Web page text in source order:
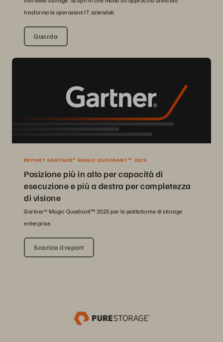
trasforma le operazioni IT aziendali.
Guarda
REPORT GARTNER® MAGIC QUADRANT™ 2025
Posizione più in alto per capacità di
esecuzione e più a destra per completezza
di visione
Gartner® Magic Quadrant™ 2025 per le piattaforme di storage
enterprise.
Scarica il report